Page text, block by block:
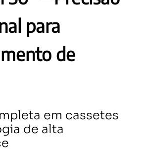
para
de
em cassetes
de alta